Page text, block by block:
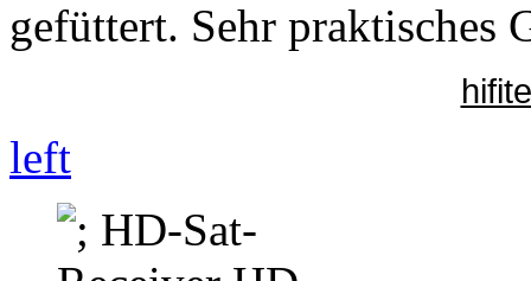
gefüttert. Sehr praktisches
left